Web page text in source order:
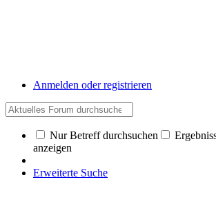
Anmelden oder registrieren
Nur Betreff durchsuchen
anzeigen
Erweiterte Suche